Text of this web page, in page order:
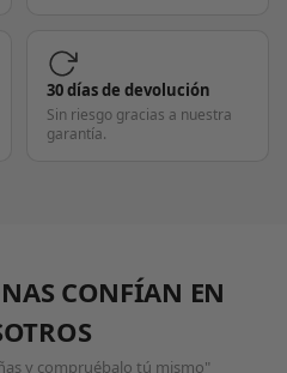
30 días de devolución
Sin riesgo gracias a nuestra
garantía.
CONFÍAN EN
y compruébalo tú mismo"